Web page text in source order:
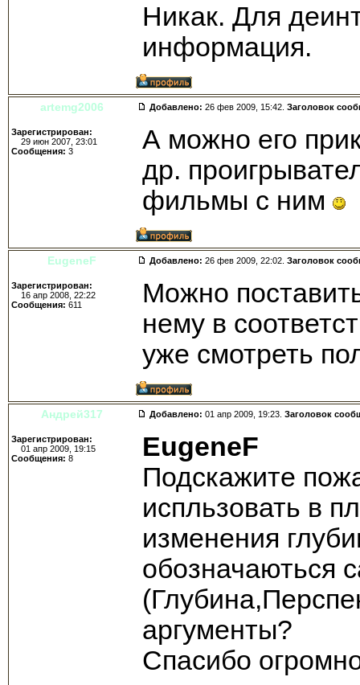
Никак. Для
информация.
artemg2006 Добавлено: 26 фев 2009, 15:42. Заголовок
Зарегистрирован:
29 июн 2007, 23:01
Сообщения: 3
А можно его
др.
фильмы с ним
EugeneF Добавлено: 26 фев 2009, 22:02. Заголовок
Зарегистрирован:
16 апр 2008, 22:22
Сообщения: 611
Можно
нему в
уже смотреть
Андрей317 Добавлено: 01 апр 2009, 19:23. Заголовок
Зарегистрирован:
01 апр 2009, 19:15
Сообщения: 8
EugeneF
Подскажите
испльзовать в
изменения
обозначаються
аргументы?
Спасибо